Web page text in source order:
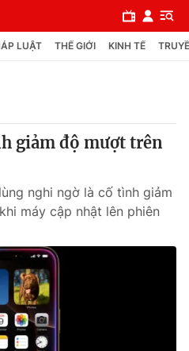
LUẬT THẾ GIỚI KINH TẾ
giảm độ mượt trên
nghi ngờ là cố tình giảm
máy cập nhật lên phiên